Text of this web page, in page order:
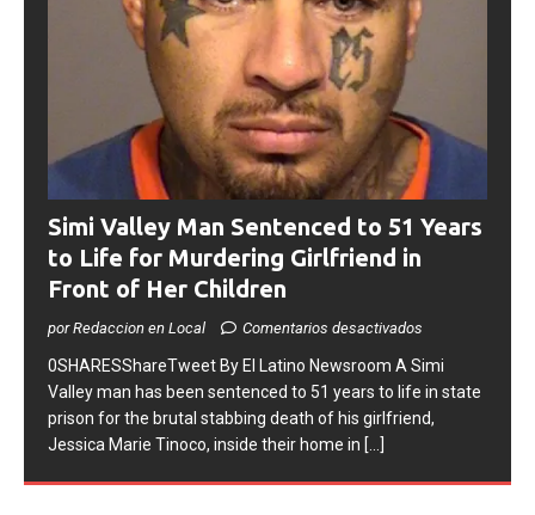
Simi Valley Man Sentenced to 51 Years
to Life for Murdering Girlfriend in
Front of Her Children
0SHARESShareTweet ​By El Latino Newsroom ​A Simi
Valley man has been sentenced to 51 years to life in state
prison for the brutal stabbing death of his girlfriend,
[...]